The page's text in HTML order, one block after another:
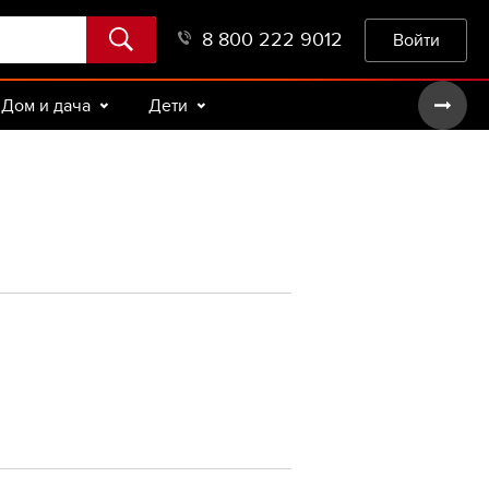
8 800 222 9012 Войти
Дом и дача Дети